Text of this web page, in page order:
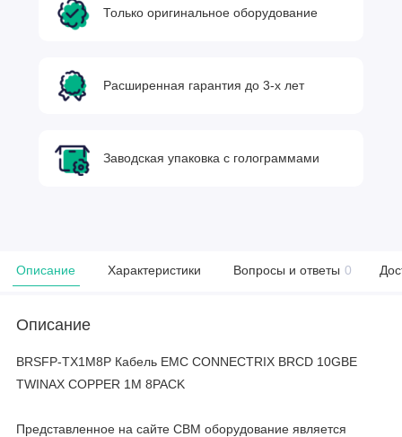
Только оригинальное оборудование
Расширенная гарантия до 3-х лет
Заводская упаковка с голограммами
Описание Характеристики Вопросы и ответы 0
Описание
BRSFP-TX1M8P Кабель EMC CONNECTRIX BRCD 10GBE
TWINAX COPPER 1M 8PACK
Представленное на сайте CBM оборудование является